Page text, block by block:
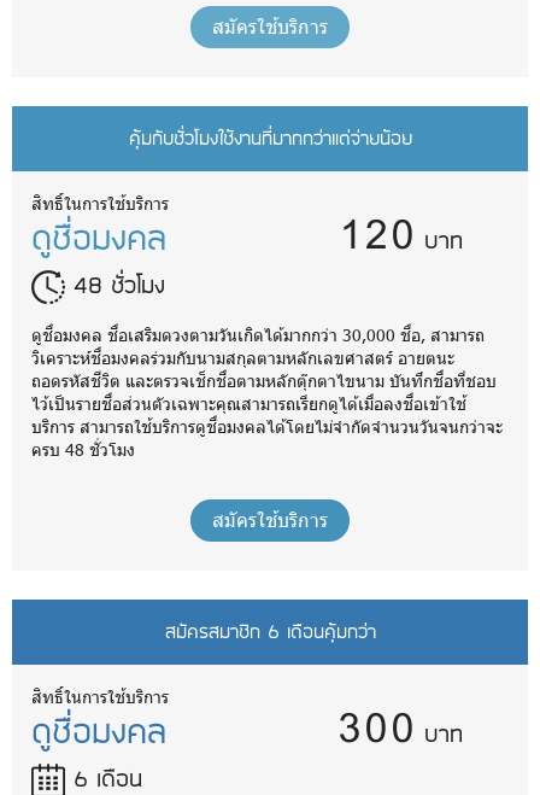
สมัครใช้บริการ
คุ้มกับชั่วโมงใช้งานที่มากกว่าแต่จ่ายน้อย
สิทธิ์ในการใช้บริการ
ดูชื่อมงคล
48 ชั่วโมง
120 บาท
ดูชื่อมงคล ชื่อเสริมดวงตามวันเกิดได้มากกว่า 30,000 ชื่อ, สามารถ
วิเคราะห์ชื่อมงคลร่วมกับนามสกุลตามหลักเลขศาสตร์ อายตนะ
ถอดรหัสชีวิต และตรวจเช็กชื่อตามหลักตุ๊กตาไขนาม บันทึกชื่อที่ชอบ
ไว้เป็นรายชื่อส่วนตัวเฉพาะคุณสามารถเรียกดูได้เมื่อลงชื่อเข้าใช้
บริการ สามารถใช้บริการดูชื่อมงคลได้โดยไม่จำกัดจำนวนวันจนกว่าจะ
ครบ 48 ชั่วโมง
สมัครใช้บริการ
สมัครสมาชิก 6 เดือนคุ้มกว่า
สิทธิ์ในการใช้บริการ
ดูชื่อมงคล
6 เดือน
300 บาท